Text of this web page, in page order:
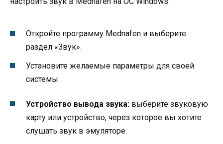
Откройте программу Mednafen и выберите
раздел «Звук».
Установите желаемые параметры для своей
системы:
Устройство вывода звука: выберите звуковую
карту или устройство, через которое вы хотите
слушать звук в эмуляторе.